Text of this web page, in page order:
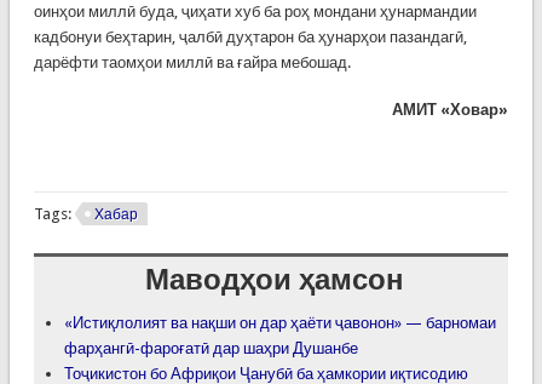
оинҳои миллӣ буда, ҷиҳати хуб ба роҳ мондани ҳунармандии
кадбонуи беҳтарин, ҷалбӣ дуҳтарон ба ҳунарҳои пазандагӣ,
дарёфти таомҳои миллӣ ва ғайра мебошад.
АМИТ «Ховар»
Tags: Хабар
Маводҳои ҳамсон
«Истиқлолият ва нақши он дар ҳаёти ҷавонон» — барномаи
фарҳангӣ-фароғатӣ дар шаҳри Душанбе
Тоҷикистон бо Африқои Ҷанубӣ ба ҳамкории иқтисодию